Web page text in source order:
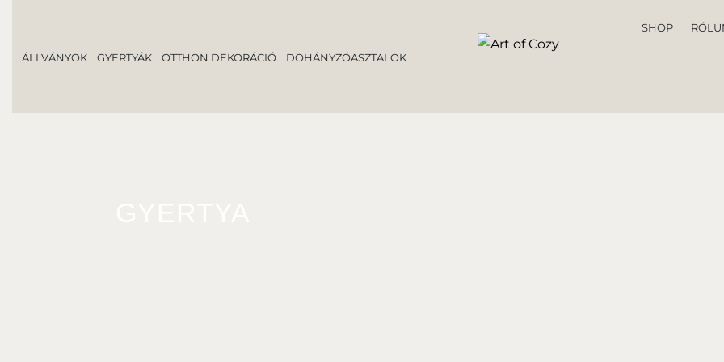
ÁLLVÁNYOK GYERTYÁK OTTHON DEKORÁCIÓ DOHÁNYZÓASZTALOK
SHOP